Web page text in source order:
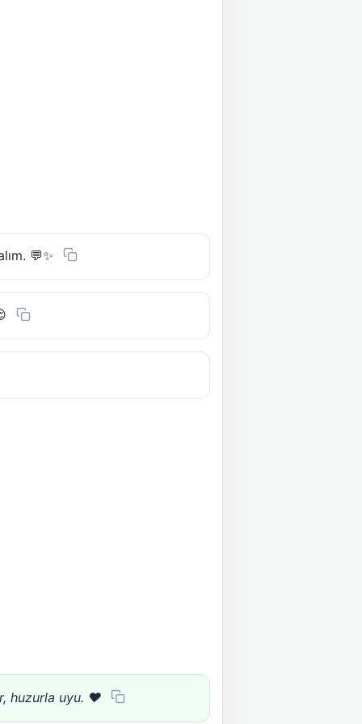
💬✨
huzurla uyu. ❤️